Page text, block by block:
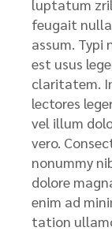
luptatum
feugait
assum.
est usus
claritatem.
lectores
vel illum
vero.
nonummy
dolore
enim ad
tation